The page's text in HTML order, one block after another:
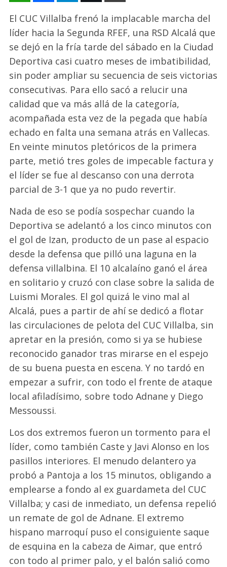
El CUC Villalba frenó la implacable marcha del
líder hacia la Segunda RFEF, una RSD Alcalá que
se dejó en la fría tarde del sábado en la Ciudad
Deportiva casi cuatro meses de imbatibilidad,
sin poder ampliar su secuencia de seis victorias
consecutivas. Para ello sacó a relucir una
calidad que va más allá de la categoría,
acompañada esta vez de la pegada que había
echado en falta una semana atrás en Vallecas.
En veinte minutos pletóricos de la primera
parte, metió tres goles de impecable factura y
el líder se fue al descanso con una derrota
parcial de 3-1 que ya no pudo revertir.
Nada de eso se podía sospechar cuando la
Deportiva se adelantó a los cinco minutos con
el gol de Izan, producto de un pase al espacio
desde la defensa que pilló una laguna en la
defensa villalbina. El 10 alcalaíno ganó el área
en solitario y cruzó con clase sobre la salida de
Luismi Morales. El gol quizá le vino mal al
Alcalá, pues a partir de ahí se dedicó a flotar
las circulaciones de pelota del CUC Villalba, sin
apretar en la presión, como si ya se hubiese
reconocido ganador tras mirarse en el espejo
de su buena puesta en escena. Y no tardó en
empezar a sufrir, con todo el frente de ataque
local afiladísimo, sobre todo Adnane y Diego
Messoussi.
Los dos extremos fueron un tormento para el
líder, como también Caste y Javi Alonso en los
pasillos interiores. El menudo delantero ya
probó a Pantoja a los 15 minutos, obligando a
emplearse a fondo al ex guardameta del CUC
Villalba; y casi de inmediato, un defensa repelió
un remate de gol de Adnane. El extremo
hispano marroquí puso el consiguiente saque
de esquina en la cabeza de Aimar, que entró
con todo al primer palo, y el balón salió como